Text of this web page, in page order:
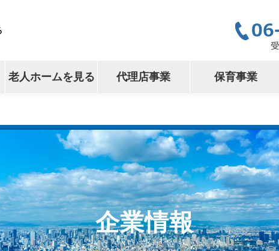
老人ホームを見る 代理店事業 保育事業
企業情報